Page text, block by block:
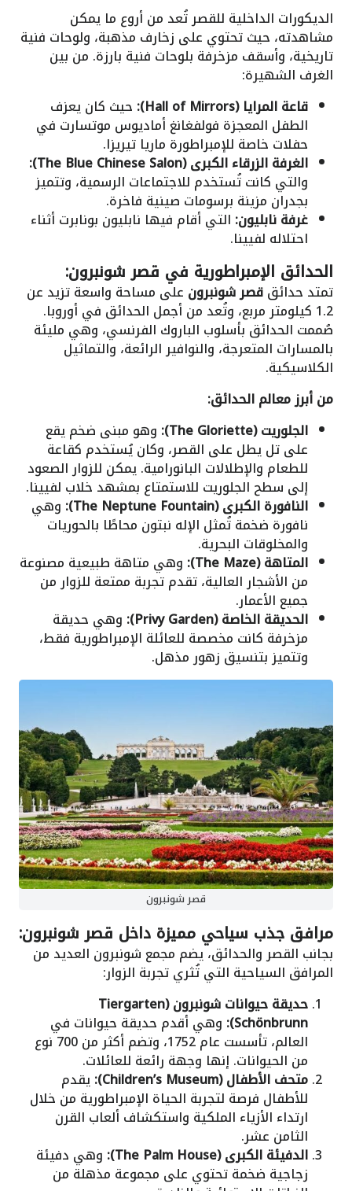
الديكورات الداخلية للقصر تُعد من أروع ما يمكن
مشاهدته، حيث تحتوي على زخارف مذهبة، ولوحات فنية
تاريخية، وأسقف مزخرفة بلوحات فنية بارزة. من بين
الغرف الشهيرة:
قاعة المرايا (Hall of Mirrors):
حيث كان يعزف
الطفل المعجزة فولفغانغ أماديوس موتسارت في
حفلات خاصة للإمبراطورة ماريا تيريزا.
الغرفة الزرقاء الكبرى (The Blue Chinese Salon):
والتي كانت تُستخدم للاجتماعات الرسمية، وتتميز
بجدران مزينة برسومات صينية فاخرة.
غرفة نابليون: التي أقام فيها نابليون بونابرت أثناء
احتلاله لفيينا.
الحدائق الإمبراطورية في قصر شونبرون:
تمتد حدائققصر شونبرون على مساحة واسعة تزيد عن
1.2 كيلومتر مربع، وتُعد من أجمل الحدائق في أوروبا.
صُممت الحدائق بأسلوب الباروك الفرنسي، وهي مليئة
بالمسارات المتعرجة، والنوافير الرائعة، والتماثيل
الكلاسيكية.
من أبرز معالم الحدائق:
الجلوريت (The Gloriette):
وهو مبنى ضخم يقع
على تل يطل على القصر، وكان يُستخدم كقاعة
للطعام والإطلالات البانورامية. يمكن للزوار الصعود
إلى سطح الجلوريت للاستمتاع بمشهد خلاب لفيينا.
النافورة الكبرى (The Neptune Fountain): وهي
نافورة ضخمة تُمثل الإله نبتون محاطًا بالحوريات
والمخلوقات البحرية.
المتاهة (The Maze): وهي متاهة طبيعية مصنوعة
من الأشجار العالية، تقدم تجربة ممتعة للزوار من
جميع الأعمار.
الحديقة الخاصة (Privy Garden): وهي حديقة
مزخرفة كانت مخصصة للعائلة الإمبراطورية فقط،
وتتميز بتنسيق زهور مذهل.
قصر شونبرون
مرافق جذب سياحي مميزة داخل قصر شونبرون:
بجانب القصر والحدائق، يضم مجمع شونبرون العديد من
المرافق السياحية التي تُثري تجربة الزوار:
حديقة حيوانات شونبرون (Tiergarten
Schönbrunn): وهي أقدم حديقة حيوانات في
العالم، تأسست عام 1752، وتضم أكثر من 700 نوع
من الحيوانات. إنها وجهة رائعة للعائلات.
متحف الأطفال (Children’s Museum): يقدم
للأطفال فرصة لتجربة الحياة الإمبراطورية من خلال
ارتداء الأزياء الملكية واستكشاف ألعاب القرن
الثامن عشر.
الدفيئة الكبرى (The Palm House): وهي دفيئة
زجاجية ضخمة تحتوي على مجموعة مذهلة من